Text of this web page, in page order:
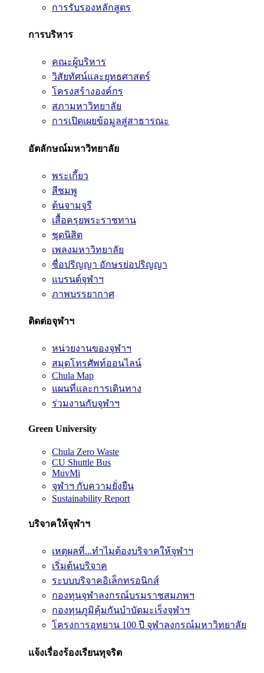
การรับรองหลักสูตร
การบริหาร
คณะผู้บริหาร
วิสัยทัศน์และยุทธศาสตร์
โครงสร้างองค์กร
สภามหาวิทยาลัย
การเปิดเผยข้อมูลสู่สาธารณะ
อัตลักษณ์มหาวิทยาลัย
พระเกี้ยว
สีชมพู
ต้นจามจุรี
เสื้อครุยพระราชทาน
ชุดนิสิต
เพลงมหาวิทยาลัย
ชื่อปริญญา อักษรย่อปริญญา
แบรนด์จุฬาฯ
ภาพบรรยากาศ
ติดต่อจุฬาฯ
หน่วยงานของจุฬาฯ
สมุดโทรศัพท์ออนไลน์
Chula Map
แผนที่และการเดินทาง
ร่วมงานกับจุฬาฯ
Green University
Chula Zero Waste
CU Shuttle Bus
MuvMi
จุฬาฯ กับความยั่งยืน
Sustainability Report
บริจาคให้จุฬาฯ
เหตุผลที่...ทำไมต้องบริจาคให้จุฬาฯ
เริ่มต้นบริจาค
ระบบบริจาคอิเล็กทรอนิกส์
กองทุนจุฬาลงกรณ์บรมราชสมภพฯ
กองทุนภูมิคุ้มกันบำบัดมะเร็งจุฬาฯ
โครงการอุทยาน 100 ปี จุฬาลงกรณ์มหาวิทยาลัย
แจ้งเรื่องร้องเรียนทุจริต